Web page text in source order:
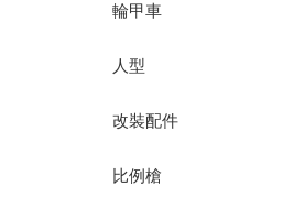
輪甲車
人型
改裝配件
比例槍